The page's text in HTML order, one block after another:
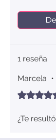
7 54.4
8 56.9
10 62.1
11 64.6
12 67.2
1 reseña
Marcela •
Obtuvo 5
¿Te